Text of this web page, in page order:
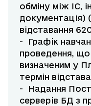
обміну між ІС,
документація)
відставання
- Графік
проведення, що
визначеним у
термін
- Надання
серверів БД з